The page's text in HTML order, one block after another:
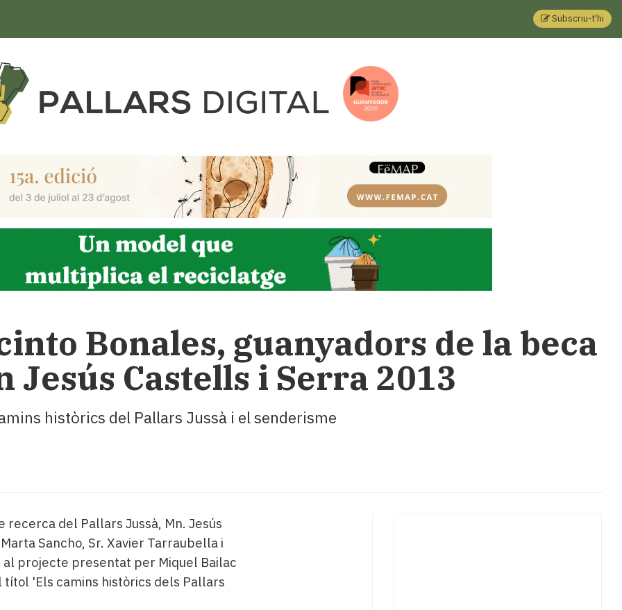
Subscriu-t'hi
Bonales, guanyadors de la beca
Jesús Castells i Serra 2013
històrics del Pallars Jussà i el senderisme
del Pallars Jussà, Mn. Jesús
Sancho, Sr. Xavier Tarraubella i
projecte presentat per Miquel Bailac
títol 'Els camins històrics dels Pallars